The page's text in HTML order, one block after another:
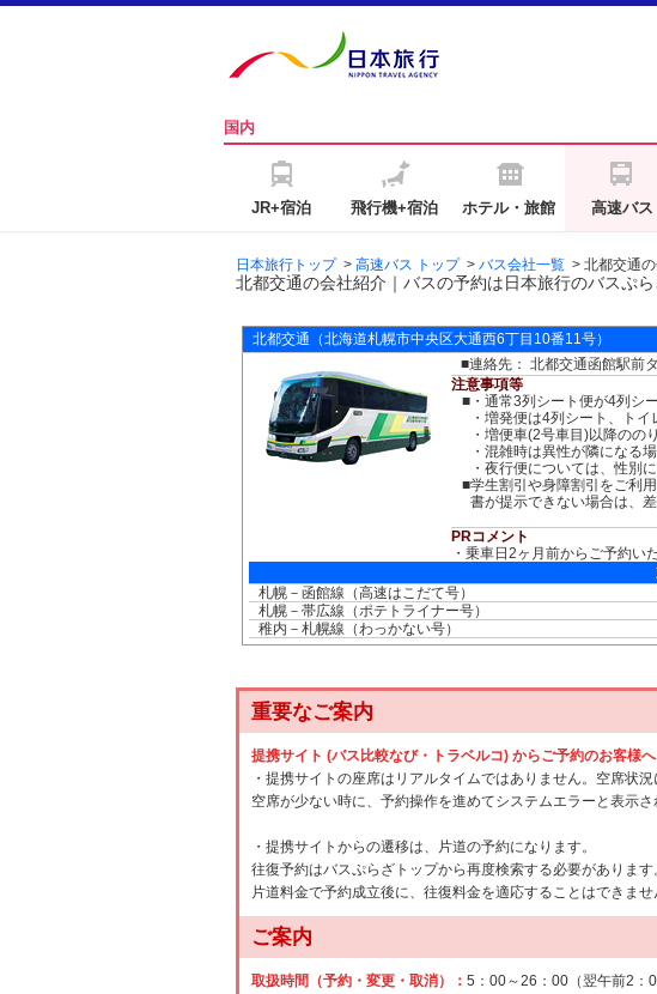
国内
JR+宿泊 飛行機+宿泊 ホテル・旅館 高速バス
日本旅行トップ> 高速バス トップ> バス会社一覧 > 北都交通
北都交通の会社紹介｜バスの予約は日本旅行のバスぷ
北都交通 （北海道札幌市中央区大通西6丁目10番11号）
■連絡先： 北都交通函館駅前
注意事項等
■ ・通常3列シート便が4列シ
・増発便は4列シート、ト
・増便車(2号車目)以降のの
・混雑時は異性が隣になる
・夜行便については、性別
■学生割引や身障割引をご利
書が提示できない場合は、
PRコメント
・乗車日2ヶ月前からご予約い
札幌－函館線（高速はこだて号）
札幌－帯広線（ポテトライナー号）
稚内－札幌線（わっかない号）
重要なご案内
提携サイト (バス比較なび・トラベルコ) からご予約のお客様へ
・提携サイトの座席はリアルタイムではありません。空席状況
空席が少ない時に、予約操作を進めてシステムエラーと表示
・提携サイトからの遷移は、片道の予約になります。
往復予約はバスぷらざトップから再度検索する必要があります
片道料金で予約成立後に、往復料金を適応することはできませ
ご案内
取扱時間（予約・変更・取消）： 5：00～26：00（翌午前2：